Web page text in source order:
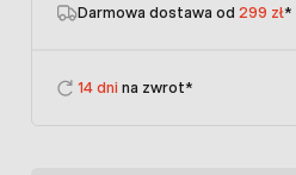
Darmowa dostawa od 299 zł*
14 dni na zwrot*